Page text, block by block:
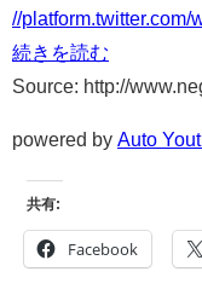
//platform.twitter.com/
続きを読む
Source: http://
powered by Auto
共有:
Facebook